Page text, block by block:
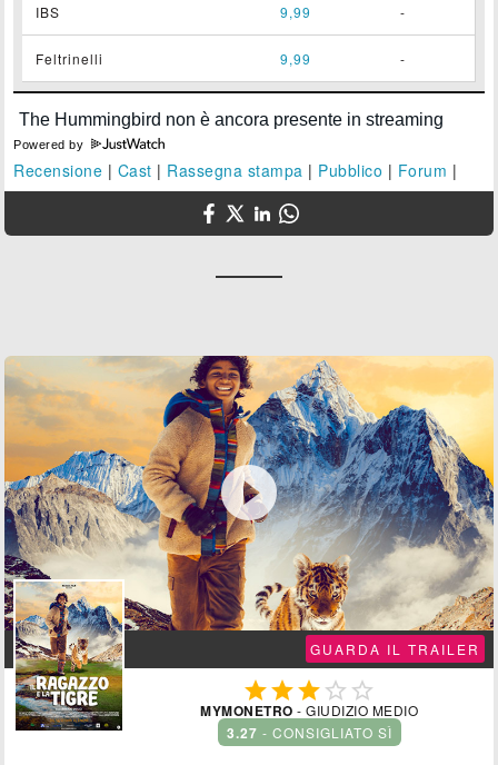
IBS 9,99 -
Feltrinelli 9,99 -
Powered by
Recensione | Cast | Rassegna stampa | Pubblico | Forum |

GUARDA IL TRAILER
  
MYMONETRO - GIUDIZIO MEDIO
3.27 - CONSIGLIATO SÌ